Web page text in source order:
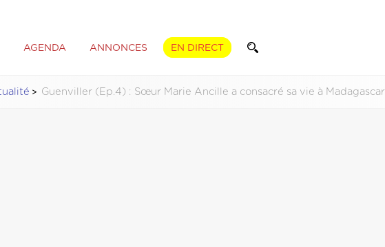
AGENDA ANNONCES EN DIRECT
Guenviller (Ep.4) : Sœur Marie Ancille a consacré sa vie à Madagascar